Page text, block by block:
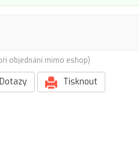
objednání mimo eshop)
Dotazy Tisknout